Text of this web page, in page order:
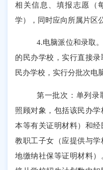
相关信息、填报志愿（
学），同时应向所属片区
4.电脑派位和录取
的民办学校，实行直接
民办学校，实行分批次电
第一批次：单列录
照顾对象，包括该民办
本等有关证明材料）和
教职工子女（应提供与
地缴纳社保等证明材料